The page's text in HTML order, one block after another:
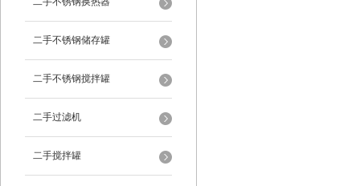
二手不锈钢储存罐
二手不锈钢搅拌罐
二手过滤机
二手搅拌罐